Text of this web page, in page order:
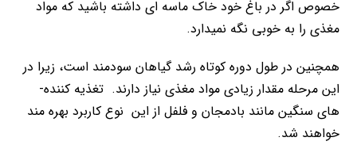
خصوص اگر در باغ خود خاک ماسه ای داشته باشید که مواد
مغذی را به خوبی نگه نمی­دارد.
همچنین در طول دوره کوتاه رشد گیاهان سودمند است، زیرا در
این مرحله مقدار زیادی مواد مغذی نیاز دارند. تغذیه­ کننده­
های سنگین مانند بادمجان و فلفل از این نوع کاربرد بهره­ مند
خواهند شد.